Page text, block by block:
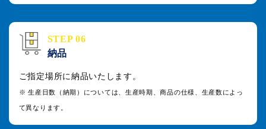
STEP 06
納品
ご指定場所に納品いたします。
※ 生産日数（納期）については、生産時期、商品の仕様、生産数によっ
て異なります。